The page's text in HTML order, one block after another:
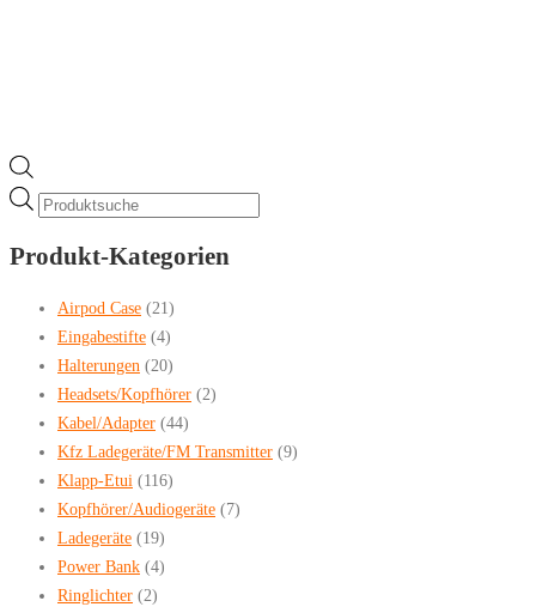
Products
Produkt-Kategorien
Airpod Case (21)
Eingabestifte (4)
Halterungen (20)
Headsets/Kopfhörer (2)
Kabel/Adapter (44)
Kfz Ladegeräte/FM Transmitter (9)
Klapp-Etui (116)
Kopfhörer/Audiogeräte (7)
Ladegeräte (19)
Power Bank (4)
Ringlichter (2)